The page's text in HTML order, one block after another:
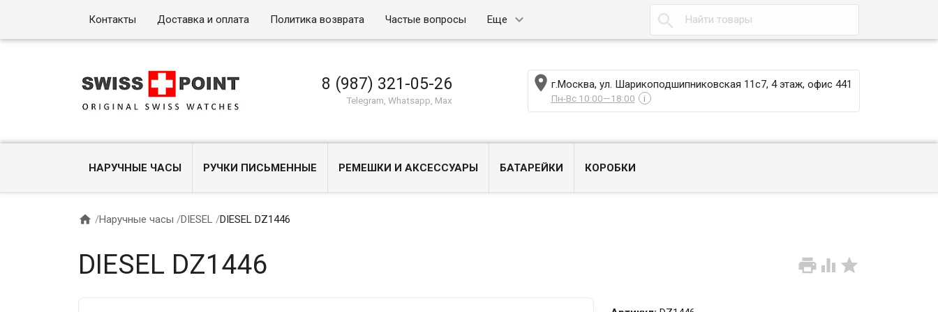
Контакты Доставка и оплата Политика возврата Частые вопросы Еще 
8 (987) 321-05-26
Telegram, Whatsapp, Max
 г.Москва, ул. Шарикоподшипниковская 11с7, 4 этаж, офис 441
Пн-Вс 10:00—18:00 i
НАРУЧНЫЕ ЧАСЫ РУЧКИ ПИСЬМЕННЫЕ РЕМЕШКИ И АКСЕССУАРЫ БАТАРЕЙКИ КОРОБКИ
 /Наручные часы /DIESEL /DIESEL DZ1446
  
DIESEL DZ1446